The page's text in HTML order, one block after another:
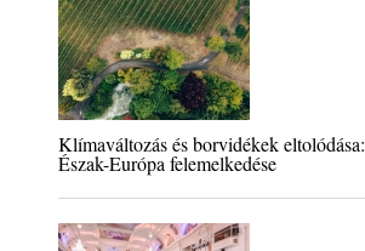
Klímaváltozás és borvidékek eltolódása:
Észak-Európa felemelkedése